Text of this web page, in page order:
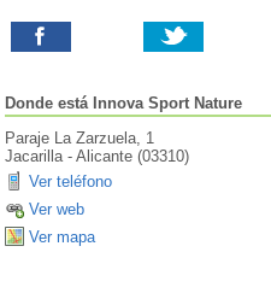
Donde está Innova Sport Nature
Paraje La Zarzuela, 1
Jacarilla-Alicante (03310)
Ver teléfono
Ver web
Ver mapa